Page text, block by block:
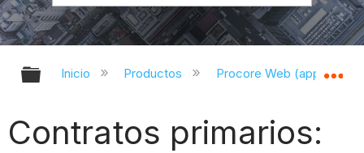
Expandir/contraer jerarquía global
Inicio Productos Procore Web
Contratos primarios: